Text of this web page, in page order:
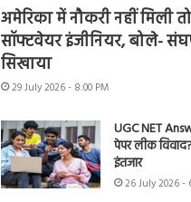
अमेरिका में नौकरी नहीं मिली
सॉफ्टवेयर इंजीनियर, बोले-
सिखाया
29 July 2026 - 8:00 PM
UGC NET
पेपर लीक
इंतजार
26 July 2026 -